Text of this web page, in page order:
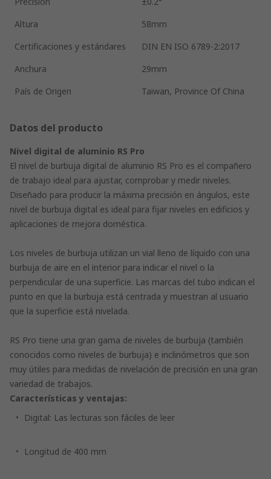
Altura
58mm
Certificaciones y estándares
DIN EN ISO 6789-2:2017
Anchura
29mm
País de Origen
Taiwan, Province Of China
Datos del producto
Nivel digital de aluminio RS Pro
El nivel de burbuja digital de aluminio RS Pro es el compañero
de trabajo ideal para ajustar, comprobar y medir niveles.
Diseñado para producir la máxima precisión en ángulos, este
nivel de burbuja digital es ideal para fijar niveles en edificios y
aplicaciones de mejora doméstica.
Los niveles de burbuja utilizan un vial lleno de líquido con una
burbuja de aire en el interior para indicar el nivel o la
perpendicular de una superficie. Las marcas del tubo indican el
punto en que la burbuja está centrada y muestran al usuario
que la superficie está nivelada.
RS Pro tiene una gran gama de niveles de burbuja (también
conocidos como niveles de burbuja) e inclinómetros que son
muy útiles para medidas de nivelación de precisión en una gran
variedad de trabajos.
Características y ventajas:
Digital: Las lecturas son fáciles de leer
Longitud de 400 mm